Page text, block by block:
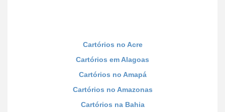
Cartórios no Acre
Cartórios em Alagoas
Cartórios no Amapá
Cartórios no Amazonas
Cartórios na Bahia